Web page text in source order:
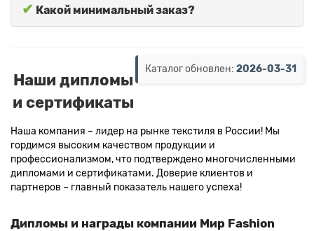
✔ Какой минимальный заказ?
Каталог обновлен: 2026-03-31
Наши дипломы
и сертификаты
Наша компания – лидер на рынке текстиля в России! Мы
гордимся высоким качеством продукции и
профессионализмом, что подтверждено многочисленными
дипломами и сертификатами. Доверие клиентов и
партнеров – главный показатель нашего успеха!
Дипломы и награды компании Мир Fashion